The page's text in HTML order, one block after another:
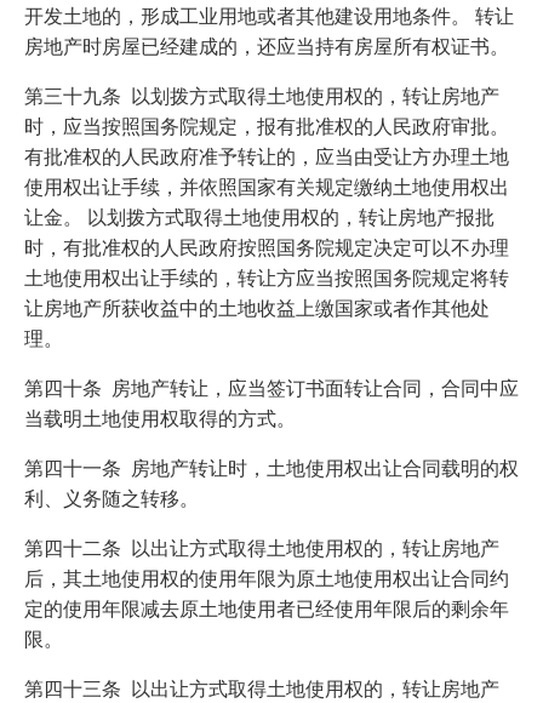
开发土地的，形成工业用地或者其他建设用地条件。 转让
房地产时房屋已经建成的，还应当持有房屋所有权证书。
第三十九条 以划拨方式取得土地使用权的，转让房地产
时，应当按照国务院规定，报有批准权的人民政府审批。
有批准权的人民政府准予转让的，应当由受让方办理土地
使用权出让手续，并依照国家有关规定缴纳土地使用权出
让金。 以划拨方式取得土地使用权的，转让房地产报批
时，有批准权的人民政府按照国务院规定决定可以不办理
土地使用权出让手续的，转让方应当按照国务院规定将转
让房地产所获收益中的土地收益上缴国家或者作其他处
理。
第四十条 房地产转让，应当签订书面转让合同，合同中应
当载明土地使用权取得的方式。
第四十一条 房地产转让时，土地使用权出让合同载明的权
利、义务随之转移。
第四十二条 以出让方式取得土地使用权的，转让房地产
后，其土地使用权的使用年限为原土地使用权出让合同约
定的使用年限减去原土地使用者已经使用年限后的剩余年
限。
第四十三条 以出让方式取得土地使用权的，转让房地产